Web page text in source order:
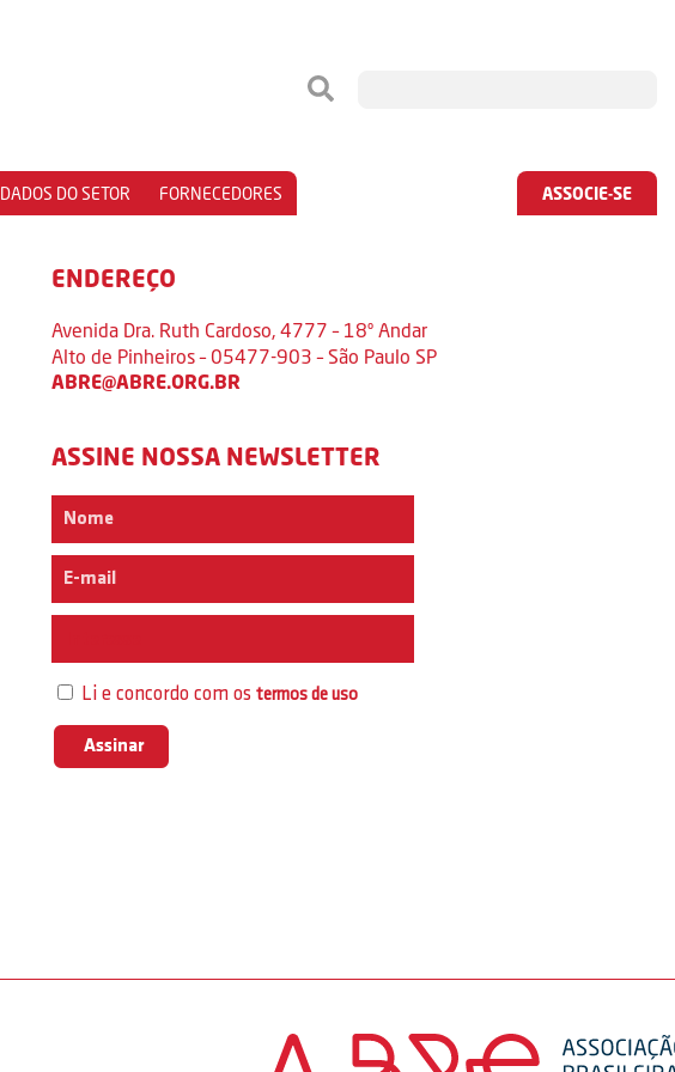
DADOS DO SETOR FORNECEDORES ASSOCIE-SE
ENDEREÇO
Avenida Dra. Ruth Cardoso, 4777 – 18º Andar
Alto de Pinheiros – 05477-903 – São Paulo SP
ABRE@ABRE.ORG.BR
ASSINE NOSSA NEWSLETTER
Li e concordo com ostermos de uso